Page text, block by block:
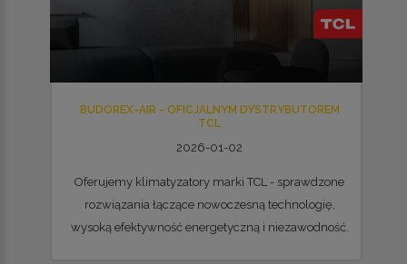
BUDOREX-AIR - OFICJALNYM DYSTRYBUTOREM
TCL
2026-01-02
Oferujemy klimatyzatory marki TCL - sprawdzone
rozwiązania łączące nowoczesną technologię,
wysoką efektywność energetyczną i niezawodność.